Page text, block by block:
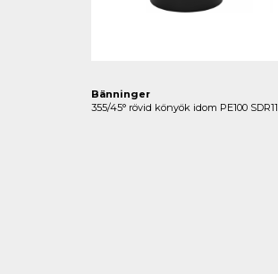
Bänninger
355/45° rövid könyök idom PE100 SDR11